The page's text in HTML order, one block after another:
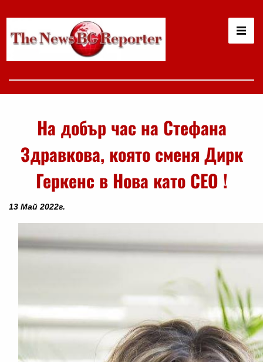
На добър час на Стефана
Здравкова, която сменя Дирк
Геркенс в Нова като СЕО !
13 Май 2022г.